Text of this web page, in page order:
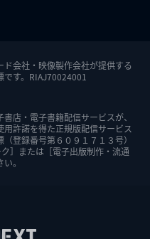
ド会社・映像製作会社が提供する
です。RIAJ70024001
店・電子書籍配信サービスが、
許諾を得た正規版配信サービス
登録番号第６０９１７１３号）
］または［電子出版制作・流通
。